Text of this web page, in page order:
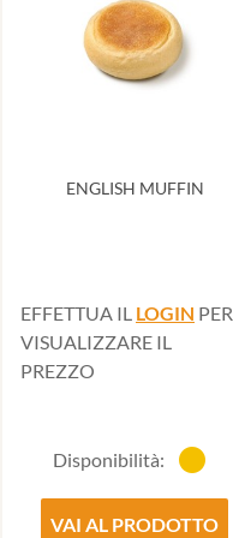
ENGLISH MUFFIN
EFFETTUA IL LOGIN PER
VISUALIZZARE IL
PREZZO
Disponibilità:
VAI AL PRODOTTO